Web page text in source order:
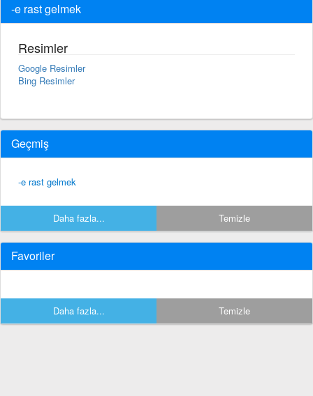
-e rast gelmek
Resimler
Google Resimler
Bing Resimler
Geçmiş
-e rast gelmek
Daha fazla... Temizle
Favoriler
Daha fazla... Temizle